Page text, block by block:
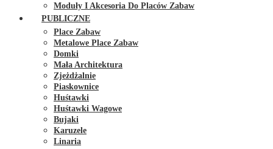
Moduły I Akcesoria Do Placów Zabaw
PUBLICZNE
Place Zabaw
Metalowe Place Zabaw
Domki
Mała Architektura
Zjeżdżalnie
Piaskownice
Huśtawki
Huśtawki Wagowe
Bujaki
Karuzele
Linaria